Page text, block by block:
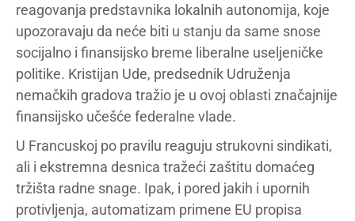
reagovanja predstavnika lokalnih autonomija, koje
upozoravaju da neće biti u stanju da same snose
socijalno i finansijsko breme liberalne useljeničke
politike. Kristijan Ude, predsednik Udruženja
nemačkih gradova tražio je u ovoj oblasti značajnije
finansijsko učešće federalne vlade.
U Francuskoj po pravilu reaguju strukovni sindikati,
ali i ekstremna desnica tražeći zaštitu domaćeg
tržišta radne snage. Ipak, i pored jakih i upornih
protivljenja, automatizam primene EU propisa